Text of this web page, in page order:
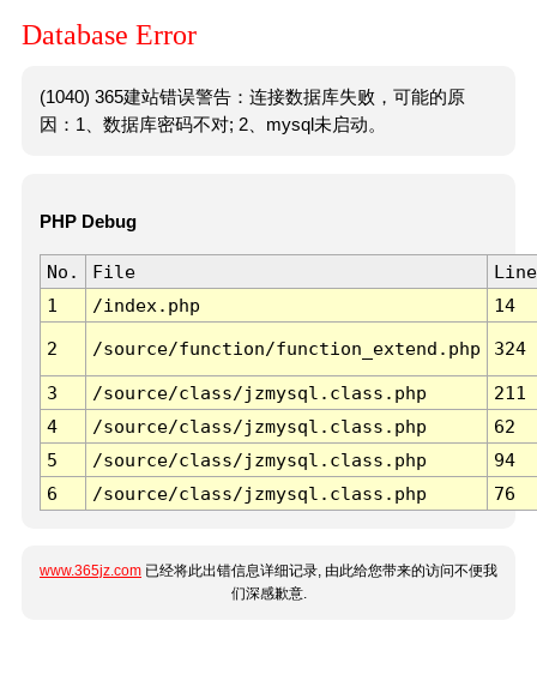
Database Error
(1040) 365建站错误警告：连接数据库失败，可能的原
因：1、数据库密码不对; 2、mysql未启动。
PHP Debug
No. File
Line
1
/index.php 14
2 /source/function/function_extend.php 324
3 /source/class/jzmysql.class.php
211
4
/source/class/jzmysql.class.php
62
5
/source/class/jzmysql.class.php
94
6
/source/class/jzmysql.class.php 76
www.365jz.com 已经将此出错信息详细记录, 由此给您带来的访问不便我
们深感歉意.